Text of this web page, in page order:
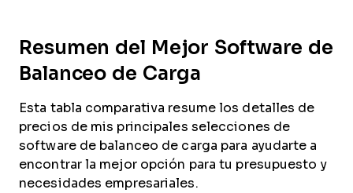
Resumen del Mejor Software de
Balanceo de Carga
Esta tabla comparativa resume los detalles de
precios de mis principales selecciones de
software de balanceo de carga para ayudarte a
encontrar la mejor opción para tu presupuesto y
necesidades empresariales.